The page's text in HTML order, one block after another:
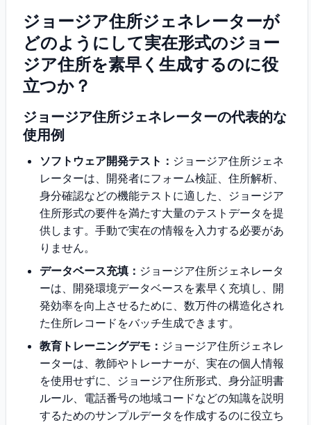
ジョージア住所ジェネレーターが
どのようにして実在形式のジョー
ジア住所を素早く生成するのに役
立つか？
ジョージア住所ジェネレーターの代表的な
使用例
ソフトウェア開発テスト： ジョージア住所ジェネ
レーターは、開発者にフォーム検証、住所解析、
身分確認などの機能テストに適した、ジョージア
住所形式の要件を満たす大量のテストデータを提
供します。手動で実在の情報を入力する必要があ
りません。
データベース充填： ジョージア住所ジェネレータ
ーは、開発環境データベースを素早く充填し、開
発効率を向上させるために、数万件の構造化され
た住所レコードをバッチ生成できます。
教育トレーニングデモ： ジョージア住所ジェネレ
ーターは、教師やトレーナーが、実在の個人情報
を使用せずに、ジョージア住所形式、身分証明書
ルール、電話番号の地域コードなどの知識を説明
するためのサンプルデータを作成するのに役立ち